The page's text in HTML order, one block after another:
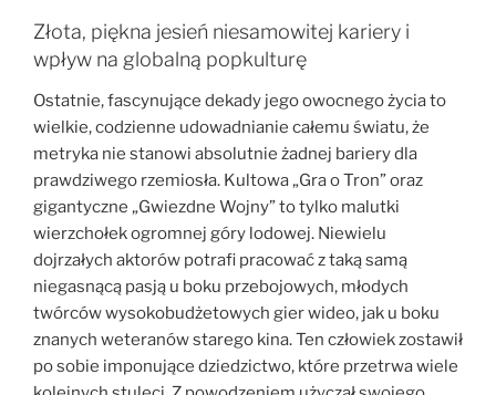
Złota, piękna jesień niesamowitej kariery i
wpływ na globalną popkulturę
Ostatnie, fascynujące dekady jego owocnego życia to
wielkie, codzienne udowadnianie całemu światu, że
metryka nie stanowi absolutnie żadnej bariery dla
prawdziwego rzemiosła. Kultowa „Gra o Tron” oraz
gigantyczne „Gwiezdne Wojny” to tylko malutki
wierzchołek ogromnej góry lodowej. Niewielu
dojrzałych aktorów potrafi pracować z taką samą
niegasnącą pasją u boku przebojowych, młodych
twórców wysokobudżetowych gier wideo, jak u boku
znanych weteranów starego kina. Ten człowiek zostawił
po sobie imponujące dziedzictwo, które przetrwa wiele